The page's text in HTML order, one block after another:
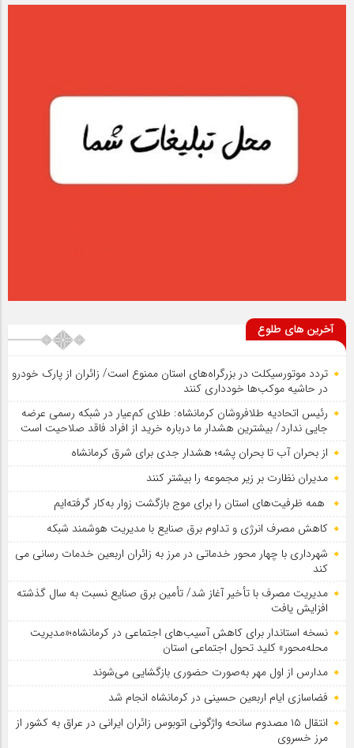
آخرین های طلوع
تردد موتورسیکلت در بزرگراه‌های استان ممنوع است/ زائران از پارک خودرو
در حاشیه موکب‌ها خودداری کنند
رئیس اتحادیه طلافروشان کرمانشاه: طلای کم‌عیار در شبکه رسمی عرضه
جایی ندارد/ بیشترین هشدار ما درباره خرید از افراد فاقد صلاحیت است
از بحران آب تا بحران پشه؛ هشدار جدی برای شرق کرمانشاه
مدیران نظارت بر زیر مجموعه را بیشتر کنند
همه ظرفیت‌های استان را برای موج بازگشت زوار به‌کار گرفته‌ایم
کاهش مصرف انرژی و تداوم برق صنایع با مدیریت هوشمند شبکه
شهرداری با چهار محور خدماتی در مرز به زائران اربعین خدمات رسانی می
کند
مدیریت مصرف با تأخیر آغاز شد/ تأمین برق صنایع نسبت به سال گذشته
افزایش یافت
نسخه استاندار برای کاهش آسیب‌های اجتماعی در کرمانشاه؛«مدیریت
محله‌محور» کلید تحول اجتماعی استان
مدارس از اول مهر به‌صورت حضوری بازگشایی می‌شوند
فضاسازی ایام اربعین حسینی در کرمانشاه انجام شد
انتقال ۱۵ مصدوم سانحه واژگونی اتوبوس زائران ایرانی در عراق به کشور از
مرز خسروی